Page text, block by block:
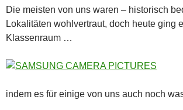
Die meisten von uns waren – historisch
Lokalitäten wohlvertraut, doch heute ging
Klassenraum …
indem es für einige von uns auch noch